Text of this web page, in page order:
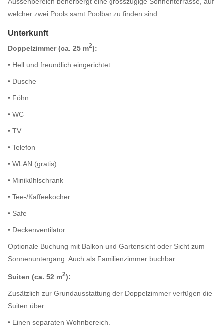
welcher zwei Pools samt Poolbar zu finden sind.
Unterkunft
Doppelzimmer (ca. 25 m2):
• Hell und freundlich eingerichtet
• Dusche
• Föhn
• WC
• TV
• Telefon
• WLAN (gratis)
• Minikühlschrank
• Tee-/Kaffeekocher
• Safe
• Deckenventilator.
Optionale Buchung mit Balkon und Gartensicht oder Sicht zum
Sonnenuntergang. Auch als Familienzimmer buchbar.
Suiten (ca. 52 m2):
Zusätzlich zur Grundausstattung der Doppelzimmer verfügen die
Suiten über:
• Einen separaten Wohnbereich.